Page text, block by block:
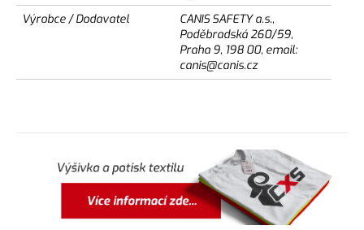
Výrobce / Dodavatel
CANIS SAFETY a.s.,
Poděbradská 260/59,
Praha 9, 198 00, email:
canis@canis.cz